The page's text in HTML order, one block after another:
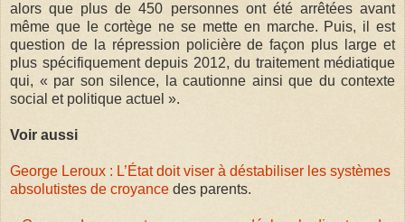
alors que plus de 450 personnes ont été arrêtées avant
même que le cortège ne se mette en marche. Puis, il est
question de la répression policière de façon plus large et
plus spécifiquement depuis 2012, du traitement médiatique
qui, « par son silence, la cautionne ainsi que du contexte
social et politique actuel ».
Voir aussi
George Leroux : L’État doit viser à déstabiliser les systèmes
absolutistes de croyance des parents.